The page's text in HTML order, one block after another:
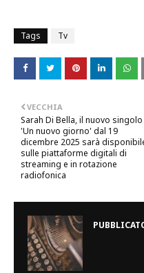
Tags Tv
VECCHIA
Sarah Di Bella, il nuovo singolo
'Un nuovo giorno' dal 19
dicembre 2025 sarà
sulle piattaforme digitali di
streaming e in rotazione
radiofonica